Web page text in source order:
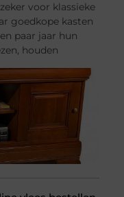
voor klassieke
goedkope kasten
paar jaar hun
houden